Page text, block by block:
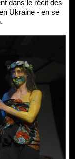
dans le récit des
Ukraine - en se